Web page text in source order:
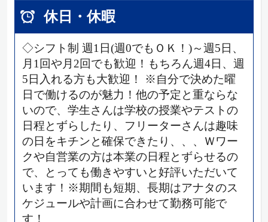
休日・休暇
◇シフト制 週1日(週0でもＯＫ！)～週5日、
月1回や月2回でも歓迎！もちろん週4日、週
5日入れる方も大歓迎！ ※自分で決めた曜
日で働けるのが魅力！他の予定と重ならな
いので、学生さんは学校の授業やテストの
日程とずらしたり、フリーターさんは趣味
の日をキチンと確保できたり、、、Ｗワー
クや自営業の方は本業の日程とずらせるの
で、とっても働きやすいと好評いただいて
います！※期間も短期、長期はアナタのス
ケジュールや計画に合わせて勤務可能で
す！